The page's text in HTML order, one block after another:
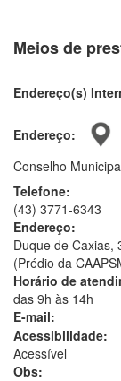
Meios de
Endereço(s)
Endereço:
Conselho
Telefone:
(43) 3771-6343
Endereço:
Duque de Caxias,
(Prédio da
Horário de
das 9h às 14h
E-mail:
Acessibilidade:
Acessível
Obs: